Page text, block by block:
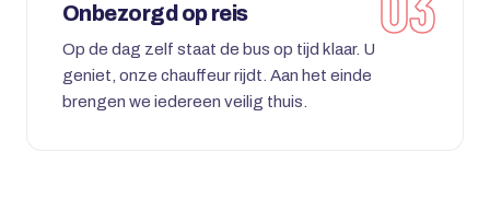
Onbezorgd op reis
Op de dag zelf staat de bus op tijd klaar. U
geniet, onze chauffeur rijdt. Aan het einde
brengen we iedereen veilig thuis.